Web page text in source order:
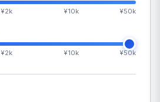
¥2k ¥10k ¥50k
¥2k ¥10k ¥50k